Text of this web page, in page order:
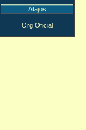
Atajos
Org Oficial